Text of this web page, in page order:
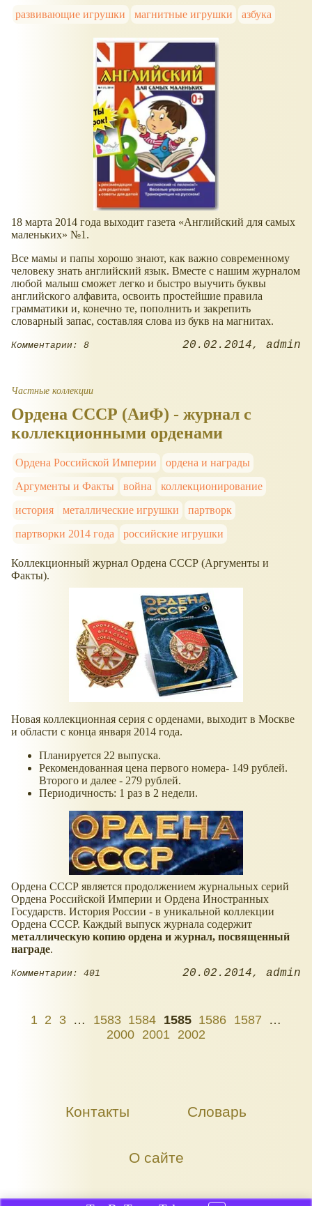
развивающие игрушки
магнитные игрушки азбука
18 марта 2014 года выходит газета
Английский для самых
маленьких
№1.
Все мамы и папы хорошо знают, как важно современному
человеку знать английский язык. Вместе с нашим журналом
любой малыш сможет легко и быстро выучить буквы
английского алфавита, освоить простейшие правила
грамматики и, конечно те, пополнить и закрепить
словарный запас, составляя слова из букв на магнитах.
Комментарии: 8 20.02.2014 admin
Частные коллекции
Ордена СССР (АиФ) - журнал с
коллекционными орденами
Ордена Российской Империи
ордена и награды
Аргументы и Факты
война
коллекционирование
история
металлические игрушки
партворк
партворки 2014 года
российские игрушки
Коллекционный журнал Ордена СССР (Аргументы и
Факты).
Новая коллекционная серия с орденами, выходит в Москве
и области с конца января 2014 года.
Планируется 22 выпуска.
Рекомендованная цена первого номера- 149 рублей.
Второго и далее - 279 рублей.
Периодичность: 1 раз в 2 недели.
Ордена СССР является продолжением журнальных серий
Ордена Российской Империи и Ордена Иностранных
Государств. История России - в уникальной коллекции
Ордена СССР. Каждый выпуск журнала содержит
металлическую копию ордена и журнал, посвященный
награде.
Комментарии: 401 20.02.2014 admin
1 2 3 … 1583 1584 1585 1586 1587
…
2000 2001 2002
Контакты Словарь
О сайте